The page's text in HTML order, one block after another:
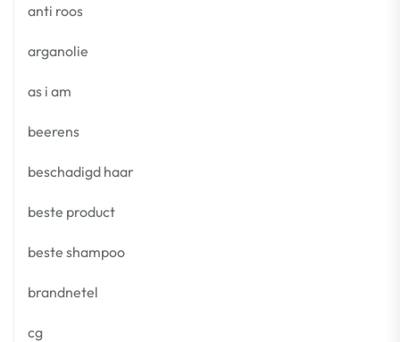
anti roos
arganolie
as i am
beerens
beschadigd haar
beste product
beste shampoo
brandnetel
cg